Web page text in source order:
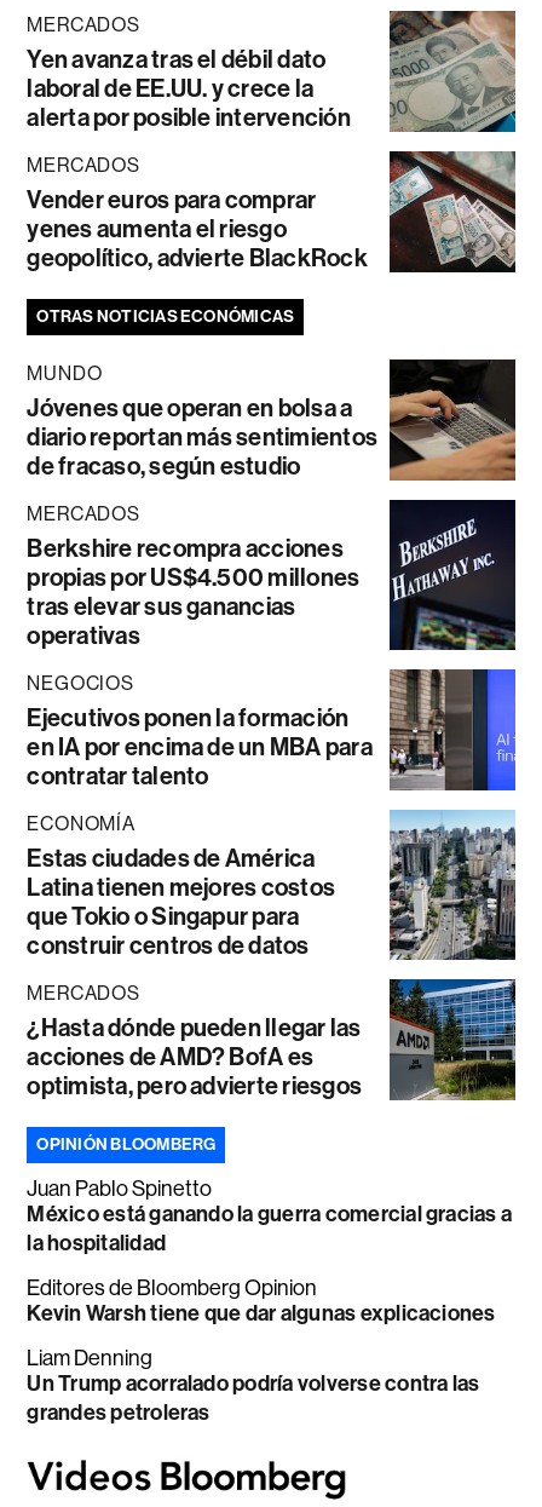
MERCADOS
Yen avanza tras el débil dato
laboral de EE.UU. y crece la
alerta por posible intervención
MERCADOS
Vender euros para comprar
yenes aumenta el riesgo
geopolítico, advierte BlackRock
OTRAS NOTICIAS ECONÓMICAS
MUNDO
Jóvenes que operan en bolsa a
diario reportan más sentimientos
de fracaso, según estudio
MERCADOS
Berkshire recompra acciones
propias por US$4.500 millones
tras elevar sus ganancias
operativas
NEGOCIOS
Ejecutivos ponen la formación
en IA por encima de un MBA para
contratar talento
ECONOMÍA
Estas ciudades de América
Latina tienen mejores costos
que Tokio o Singapur para
construir centros de datos
MERCADOS
¿Hasta dónde pueden llegar las
acciones de AMD? BofA es
optimista, pero advierte riesgos
OPINIÓN BLOOMBERG
Juan Pablo Spinetto
México está ganando la guerra comercial gracias a
la hospitalidad
Editores de Bloomberg Opinion
Kevin Warsh tiene que dar algunas explicaciones
Liam Denning
Un Trump acorralado podría volverse contra las
grandes petroleras